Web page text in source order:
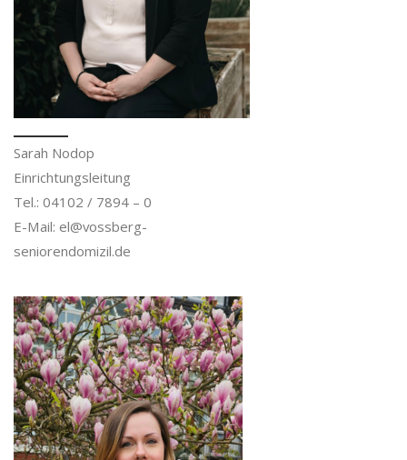
Sarah Nodop
Einrichtungsleitung
Tel.: 04102 / 7894 – 0
E-Mail: el@vossberg-
seniorendomizil.de